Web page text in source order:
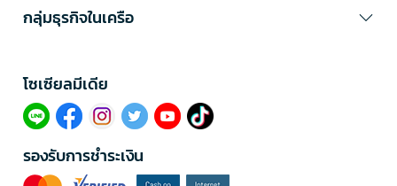
กลุ่มธุรกิจในเครือ
โซเซียลมีเดีย​
รองรับการชำระเงิน